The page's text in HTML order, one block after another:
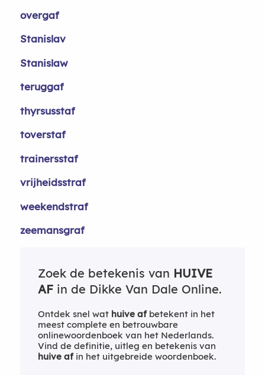
overgaf
Stanislav
Stanislaw
teruggaf
thyrsusstaf
toverstaf
trainersstaf
vrijheidsstraf
weekendstraf
zeemansgraf
Zoek de betekenis van HUIVE
AFin de Dikke Van Dale Online.
Ontdek snel wat huive afbetekent in het
meest complete en betrouwbare
onlinewoordenboek van het Nederlands.
Vind de definitie, uitleg en betekenis van
huive afin het uitgebreide woordenboek.